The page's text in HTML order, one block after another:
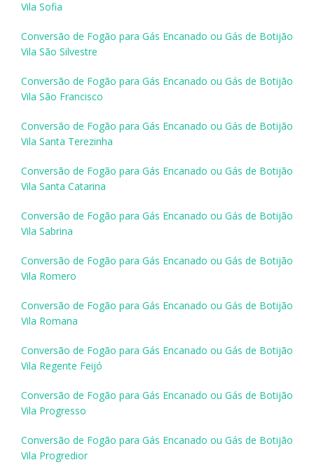
Vila Sofia
Conversão de Fogão para Gás Encanado ou Gás de Botijão
Vila São Silvestre
Conversão de Fogão para Gás Encanado ou Gás de Botijão
Vila São Francisco
Conversão de Fogão para Gás Encanado ou Gás de Botijão
Vila Santa Terezinha
Conversão de Fogão para Gás Encanado ou Gás de Botijão
Vila Santa Catarina
Conversão de Fogão para Gás Encanado ou Gás de Botijão
Vila Sabrina
Conversão de Fogão para Gás Encanado ou Gás de Botijão
Vila Romero
Conversão de Fogão para Gás Encanado ou Gás de Botijão
Vila Romana
Conversão de Fogão para Gás Encanado ou Gás de Botijão
Vila Regente Feijó
Conversão de Fogão para Gás Encanado ou Gás de Botijão
Vila Progresso
Conversão de Fogão para Gás Encanado ou Gás de Botijão
Vila Progredior